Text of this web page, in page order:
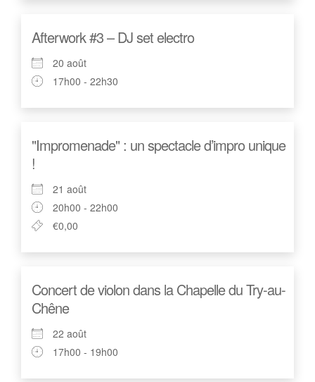
Afterwork #3 – DJ set electro
20 août
17h00 - 22h30
"Impromenade" : un spectacle d’impro unique
!
21 août
20h00 - 22h00
€0,00
Concert de violon dans la Chapelle du Try-au-
Chêne
22 août
17h00 - 19h00